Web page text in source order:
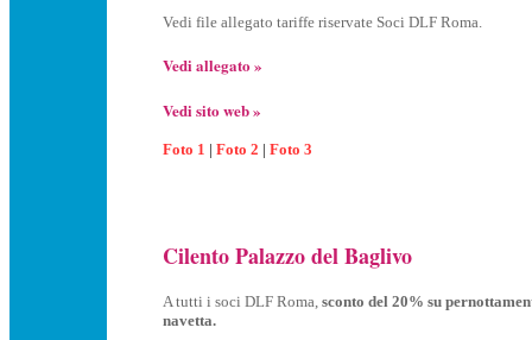
Vedi file allegato tariffe riservate Soci DLF Roma.
Vedi allegato »
Vedi sito web »
Foto 1 | Foto 2 | Foto 3
Cilento Palazzo del Baglivo
A tutti i soci DLF Roma, sconto del 20% su
navetta.